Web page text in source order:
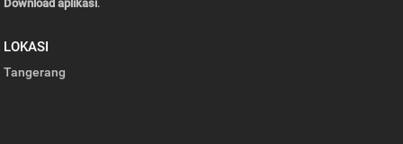
Download aplikasi.
LOKASI
Tangerang